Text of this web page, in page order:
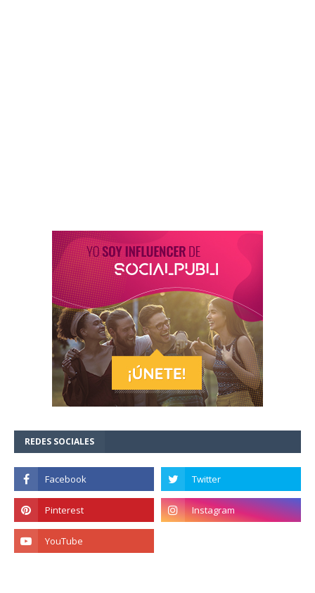
REDES SOCIALES